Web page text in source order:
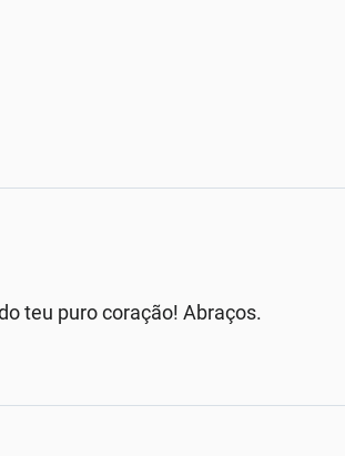
teu puro coração! Abraços.